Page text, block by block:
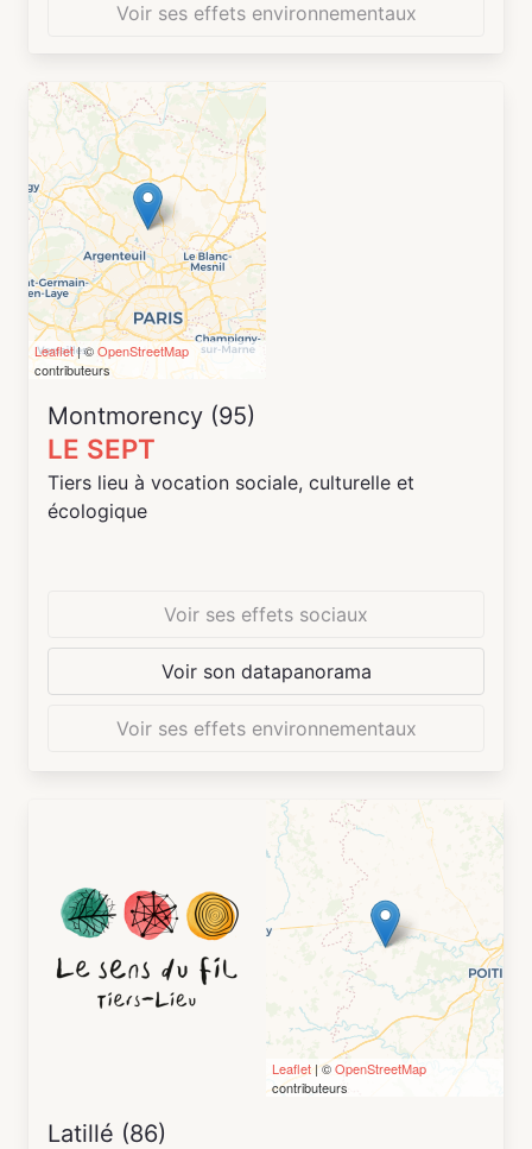
se réunissent les membres qui portent une
la vie urbaine de Vierzon et des petites et
moyennes villes en France.
Lorsque le lieu n’est pas occupé par les temps
forts de l’association SHAB, ce dernier est
ouvert aux personnes de tout domaine
souhaitant pouvoir bénéficier d’un lieu pour
développer leur réflexion et leurs travaux.
Voir ses effets environnementaux
Leaflet| ©OpenStreetMap
contributeurs
Montmorency (95)
LE SEPT
Tiers lieu à vocation sociale, culturelle et
écologique
Voir ses effets sociaux
Voir son datapanorama
Voir ses effets environnementaux
Leaflet| ©OpenStreetMap
contributeurs
Latillé (86)